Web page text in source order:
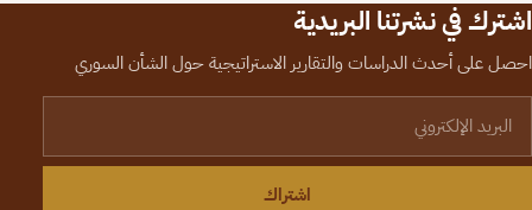
اشترك في نشرتنا البريدية
احصل على أحدث الدراسات والتقارير الاستراتيجية حول الشأن السوري
اشتراك